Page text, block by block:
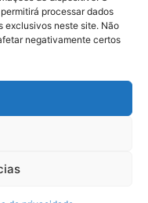
processar dados
exclusivos neste site. Não
negativamente certos